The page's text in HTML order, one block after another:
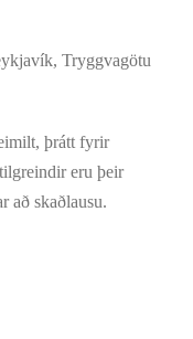
Tryggvagötu
þrátt fyrir
eru þeir
að skaðlausu.